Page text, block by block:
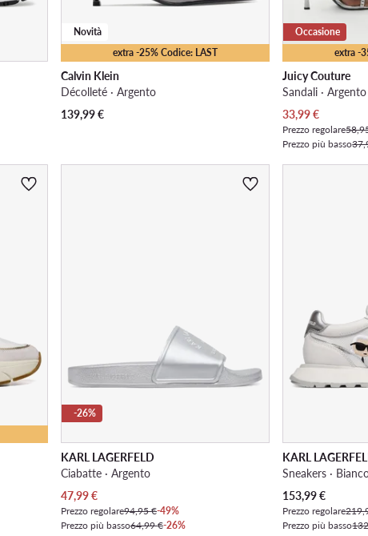
extra -25% Codice: LAST
Novità
Calvin Klein
Décolleté · Argento
139,99€
extra -
Occasione
Juicy Couture
Sandali ·
Prezzo attuale
33,99€
Prezzo regolare
Prezzo più basso
-26%
KARL LAGERFELD
Ciabatte · Argento
Prezzo attuale
47,99€
Prezzo regolare94,95 €-49%
Prezzo più basso64,99 €-26%
KARL
Sneakers ·
Prezzo attuale
153,99€
Prezzo regolare
Prezzo più basso